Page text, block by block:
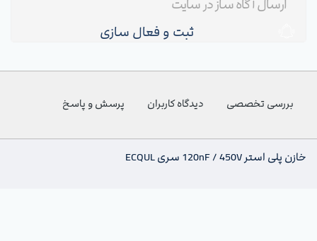
ثبت و فعال سازی
بررسی تخصصی دیدگاه کاربران پرسش و پاسخ
خازن پلی استر 120nF / 450V سری ECQUL